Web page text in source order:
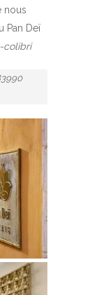
nous
Pan Deï
colibri